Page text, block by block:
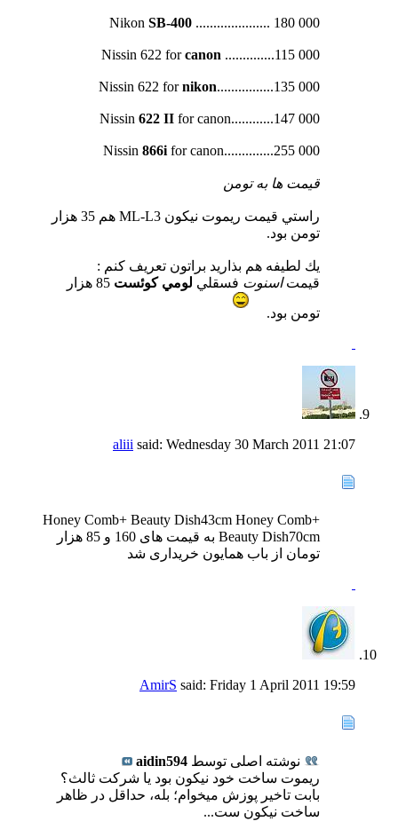
‍Nikon SB-400 ..................... 180 000
‍‍Nissin 622 forcanon ..............115 000
‍‍Nissin 622 fornikon................135 000
‍‍Nissin 622 II for canon............147 000
‍‍Nissin 866i for canon..............255 000
قيمت ها به تومن
راستي قيمت ريموت نيكون ML-L3 هم 35 هزار
تومن بود.
يك لطيفه هم بذاريد براتون تعريف كنم :
قيمتاسنوت فسقلي لومي كوئست
85 هزار
تومن بود.
aliii said: Wednesday 30 March 2011 21:07
Honey Comb+ Beauty Dish43cm Honey Comb+
Beauty Dish70cm به قیمت های 160 و 85 هزار
تومان از باب همایون خریداری شد
AmirS said: Friday 1 April 2011 19:59
نوشته اصلی توسط aidin594
ريموت ساخت خود نيكون بود يا شركت ثالث؟
بابت تاخیر پوزش میخوام؛ بله، حداقل در ظاهر
ساخت نیکون ست...